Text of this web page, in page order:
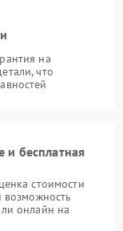
на
что
и бесплатная
стоимости
возможность
онлайн на